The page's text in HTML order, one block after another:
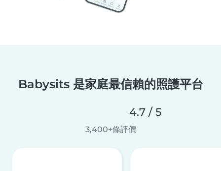
Babysits 是家庭最信賴的照護平台
4.7 / 5
3,400+條評價